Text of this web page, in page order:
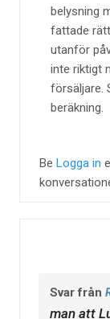
belysning
fattade
utanför
inte riktigt
försäljare.
beräkning.
Be Logga in
Svar från
man att